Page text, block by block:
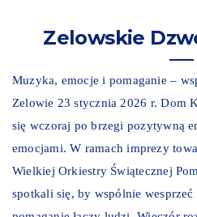
Zelowskie
Muzyka, emocje i pomaganie –
Zelowie 23 stycznia 2026 r. Dom
się wczoraj po brzegi pozytywną
emocjami. W ramach imprezy
Wielkiej Orkiestry Świątecznej
spotkali się, by wspólnie